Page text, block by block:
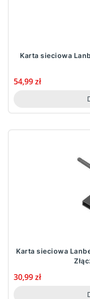
Karta sieciowa
Cena
54,99 zł
Karta sieciowa
Cena
30,99 zł